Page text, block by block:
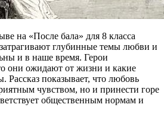
на «После бала» для 8 класса
глубинные темы любви и
и в наше время. Герои
они ожидают от жизни и какие
Рассказ показывает, что любовь
чувством, но и принести горе
общественным нормам и